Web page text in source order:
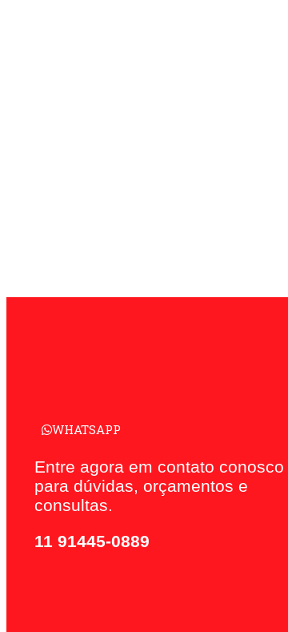
WHATSAPP
Entre agora em contato conosco
para dúvidas, orçamentos e
consultas.
11 91445-0889